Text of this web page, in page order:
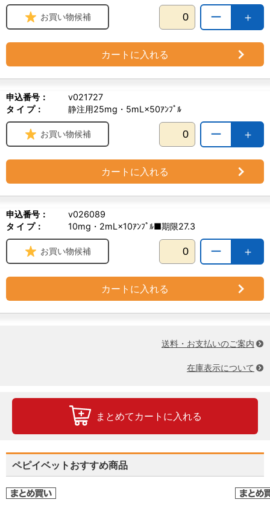
＋
ー
お買い物候補
カートに入れる
申込番号：
v021727
タ イ プ：
静注用25mg・5mL×50ｱﾝﾌﾟﾙ
＋
ー
お買い物候補
カートに入れる
申込番号：
v026089
タ イ プ：
10mg・2mL×10ｱﾝﾌﾟﾙ■期限27.3
＋
ー
お買い物候補
カートに入れる
送料・お支払いのご案内
在庫表示について
まとめてカートに入れる
ペピイベットおすすめ商品